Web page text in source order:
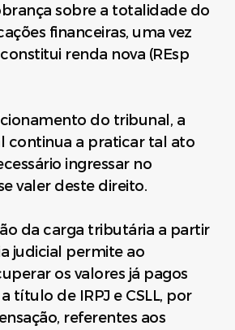
sobre a totalidade do
financeiras, uma vez
renda nova (REsp
do tribunal, a
continua a praticar tal ato
ingressar no
valer deste direito.
da carga tributária a partir
judicial permite ao
os valores já pagos
título de IRPJ e CSLL, por
referentes aos